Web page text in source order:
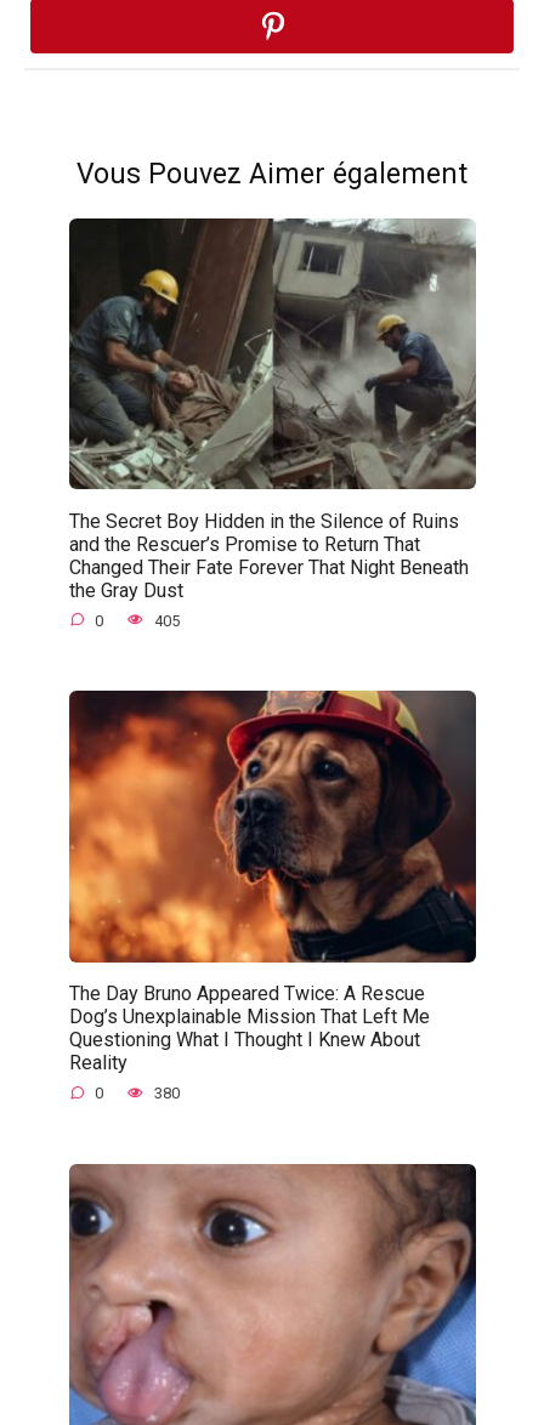
Vous Pouvez Aimer également
The Secret Boy Hidden in the Silence of Ruins
and the Rescuer’s Promise to Return That
Changed Their Fate Forever That Night Beneath
the Gray Dust
0 405
The Day Bruno Appeared Twice: A Rescue
Dog’s Unexplainable Mission That Left Me
Questioning What I Thought I Knew About
Reality
0 380